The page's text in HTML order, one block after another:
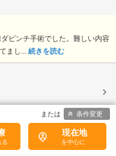
ビンチ手術でした。難しい内容
まし... 続きを読む
先生はとても優しく、分から
現在地
条件変更